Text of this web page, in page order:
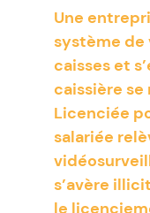
Une
système de
caisses et
caissière
Licenciée
salariée
s’avère
le